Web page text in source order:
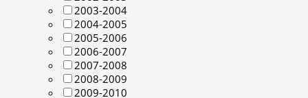
2003-2004
2004-2005
2005-2006
2006-2007
2007-2008
2008-2009
2009-2010